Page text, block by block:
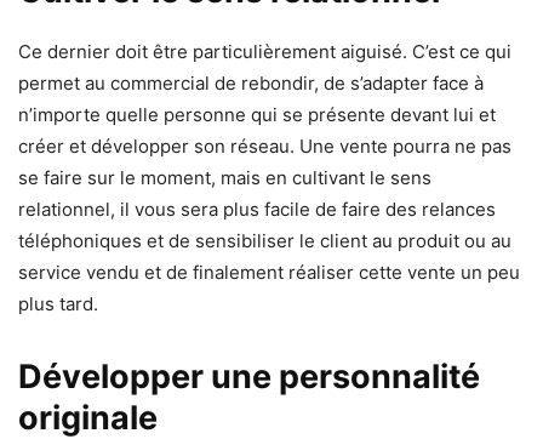
Ce dernier doit être particulièrement aiguisé. C’est ce qui
permet au commercial de rebondir, de s’adapter face à
n’importe quelle personne qui se présente devant lui et
créer et développer son réseau. Une vente pourra ne pas
se faire sur le moment, mais en cultivant le sens
relationnel, il vous sera plus facile de faire des relances
téléphoniques et de sensibiliser le client au produit ou au
service vendu et de finalement réaliser cette vente un peu
plus tard.
Développer une personnalité
originale